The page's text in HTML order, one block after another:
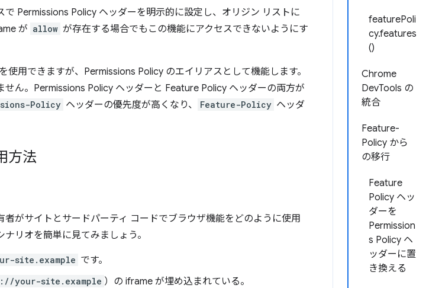
featurePoli
cy.features
()
Chrome
DevTools の
統合
Feature-
Policy から
の移行
Feature
Policy ヘッ
ダーを
Permission
s Policy ヘ
ッダーに置
き換える
Permissions Policy ヘッダーを明示的に設定し、オリジン リストに
が allow が存在する場合でもこの機能にアクセスできないようにす
用できますが、Permissions Policy のエイリアスとして機能します。
ん。Permissions Policy ヘッダーと Feature Policy ヘッダーの両方が
Policy ヘッダーの優先度が高くなり、 Feature-Policy ヘッダ
方法
がサイトとサードパーティ コードでブラウザ機能をどのように使用
リオを簡単に見てみましょう。
site.example です。
your-site.example ）の iframe が埋め込まれている。